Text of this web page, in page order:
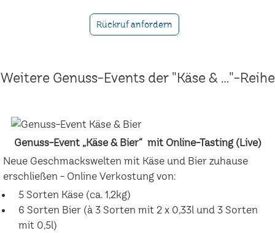
Rückruf anfordern
Weitere Genuss-Events der "Käse & ..."-Reihe
Genuss-Event „Käse & Bier“ mit Online-Tasting (Live)
Neue Geschmackswelten mit Käse und Bier zuhause
erschließen - Online Verkostung von:
5 Sorten Käse (ca. 1,2kg)
6 Sorten Bier (à 3 Sorten mit 2 x 0,33l und 3 Sorten
mit 0,5l)